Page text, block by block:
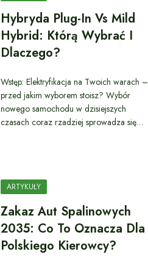
Hybryda Plug-In Vs Mild
Hybrid: Którą Wybrać I
Dlaczego?
Wstęp: Elektryfikacja na Twoich warach –
przed jakim wyborem stoisz? Wybór
nowego samochodu w dzisiejszych
czasach coraz rzadziej sprowadza się…
ARTYKUŁY
Zakaz Aut Spalinowych
2035: Co To Oznacza Dla
Polskiego Kierowcy?